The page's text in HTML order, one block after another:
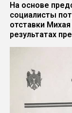
На основе
социалисты
отставки
результатах